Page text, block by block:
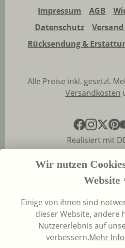
Impressum AGB
Datenschutz
Rücksendung &
Alle Preise inkl. gesetzl.
Versandkosten
Realisiert mit
Wir nutzen
Website
Einige von ihnen sind
dieser Website, andere
Nutzererlebnis auf
verbessern.Mehr